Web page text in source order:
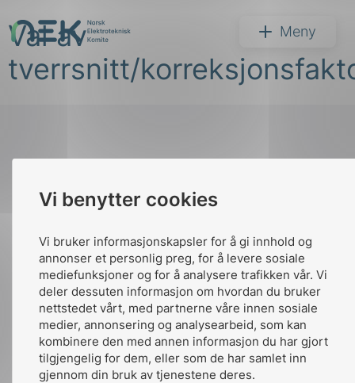
Vi benytter cookies
Vi bruker informasjonskapsler for å gi innhold og
annonser et personlig preg, for å levere sosiale
mediefunksjoner og for å analysere trafikken vår. Vi
deler dessuten informasjon om hvordan du bruker
nettstedet vårt, med partnerne våre innen sosiale
medier, annonsering og analysearbeid, som kan
kombinere den med annen informasjon du har gjort
tilgjengelig for dem, eller som de har samlet inn
gjennom din bruk av tjenestene deres.
til
innhold
NEK Meny
Søk
Val av
tverrsnitt/
Kontakt oss
Ansatte
nek@nek.no
Kontakt
Bruk av Cookies